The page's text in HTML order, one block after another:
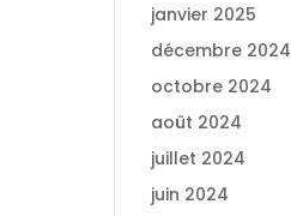
janvier 2025
décembre 2024
octobre 2024
août 2024
juillet 2024
juin 2024